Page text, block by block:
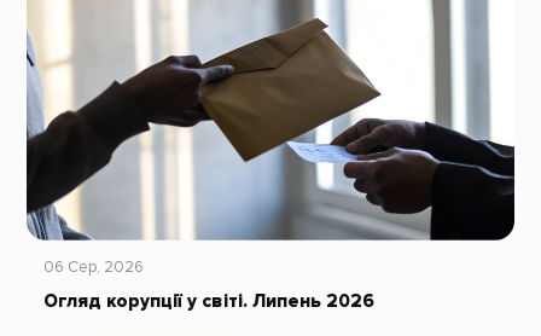
06 Сер, 2026
Огляд корупції у світі. Липень 2026